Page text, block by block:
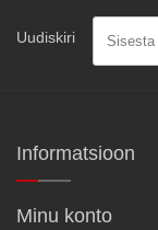
Uudiskiri
Informatsioon
Minu konto